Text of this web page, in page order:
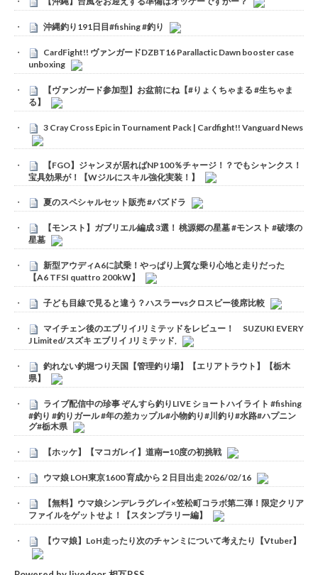
沖縄釣り191日目#fishing #釣り
CardFight!! ヴァンガードDZBT16 Parallactic Dawn booster case
unboxing
【ヴァンガード参加型】お盆前にね【#りょくちゃまる #生ちゃま
る】
3 Cray Cross Epic in Tournament Pack | Cardfight!! Vanguard News
【FGO】ジャンヌが居ればNP100％チャージ！？でもシャンクス！
宝具効果が！【Wジルにスキル強化実装！】
夏のスペシャルセット販売 #パズドラ
【モンスト】ガブリエル編成 3選！ 桃源郷の星墓 #モンスト #破壊の
星墓
新型アウディA6に試乗！やっぱり上質な乗り心地と走りだった
【A6 TFSI quattro 200kW】
子ども目線で見ると違う？ハスラーvsクロスビー後席比較
マイチェン後のエブリイJリミテッドをレビュー！ SUZUKI EVERY
J Limited/スズキ エブリイ Jリミテッド,
釣れない釣堀つり天国【管理釣り場】【エリアトラウト】【栃木
県】
ライブ配信中の珍事 ぞんすら釣りLIVE ショートハイライト #fishing
#釣り #釣りガール #年の差カップル#小物釣り#川釣り#水路#ハプニン
グ#栃木県
【ホッケ】【マコガレイ】道南➖10度の初挑戦
ウマ娘 LOH東京1600 育成から２日目出走 2026/02/16
【無料】ウマ娘シンデレラグレイ×笠松町コラボ第二弾！限定クリア
ファイルをゲットせよ！【スタンプラリー編】
【ウマ娘】LoH走ったり次のチャンミについて考えたり【Vtuber】